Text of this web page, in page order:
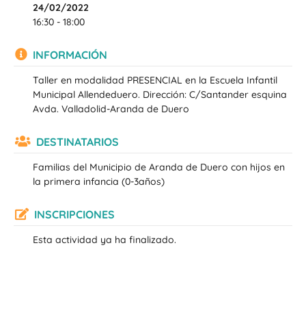
24/02/2022
16:30 - 18:00
INFORMACIÓN
Taller en modalidad PRESENCIAL en la Escuela Infantil
Municipal Allendeduero. Dirección: C/Santander esquina
Avda. Valladolid-Aranda de Duero
DESTINATARIOS
Familias del Municipio de Aranda de Duero con hijos en
la primera infancia (0-3años)
INSCRIPCIONES
Esta actividad ya ha finalizado.